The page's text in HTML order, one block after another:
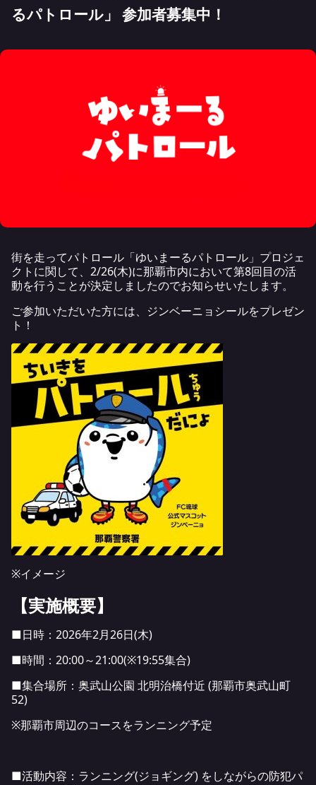
るパトロール」 参加者募集中！
街を走ってパトロール「ゆいまーるパトロール」プロジェ
クトに関して、2/26(木)に那覇市内において第8回目の活
動を行うことが決定しましたのでお知らせいたします。
ご参加いただいた方には、ジンベーニョシールをプレゼン
ト！
※イメージ
【実施概要】
■日時：2026年2月26日(木)
■時間：20:00～21:00(※19:55集合)
■集合場所：奥武山公園 北明治橋付近 (那覇市奥武山町
52)
※那覇市周辺のコースをランニング予定
■活動内容：ランニング(ジョギング) をしながらの防犯パ